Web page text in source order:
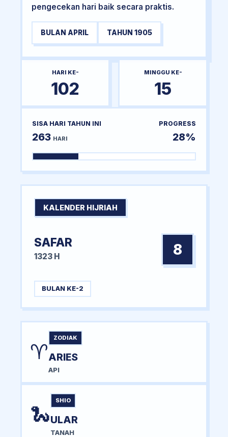
pengecekan hari baik secara praktis.
BULAN APRIL TAHUN 1905
HARI KE-
102
MINGGU KE-
15
SISA HARI TAHUN INI
263 HARI
PROGRESS
28%
KALENDER HIJRIAH
SAFAR
1323 H 8
BULAN KE-2
♈
ZODIAK
ARIES
API
🐍
SHIO
ULAR
TANAH